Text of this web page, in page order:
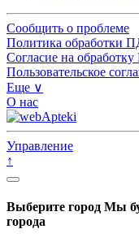
Сообщить о проблеме
Политика обработки
Согласие на
Пользовательское
Еще ∨
О нас
Управление
↑
Выберите город Мы
города